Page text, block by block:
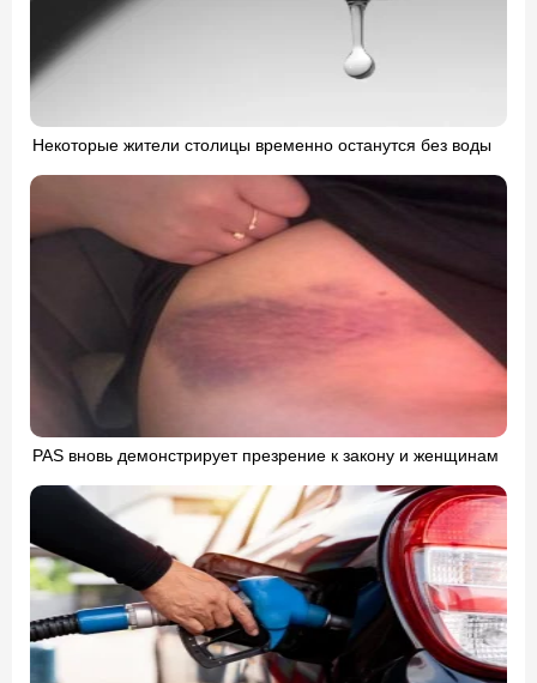
Некоторые жители столицы временно останутся без воды
PAS вновь демонстрирует презрение к закону и женщинам